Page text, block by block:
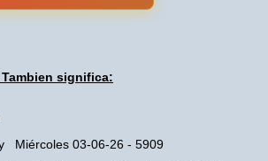
significa:
03-06-26 - 5909